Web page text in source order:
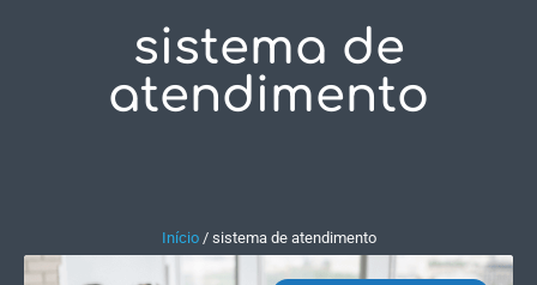
sistema de
atendimento
Início/ sistema de atendimento